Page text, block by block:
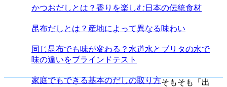
かつおだしとは？香りを楽しむ日本の伝統食材
昆布だしとは？産地によって異なる味わい
同じ昆布でも味が変わる？水道水とブリタの水で
味の違いをブラインドテスト
家庭でもできる基本のだしの取り方そもそも「出